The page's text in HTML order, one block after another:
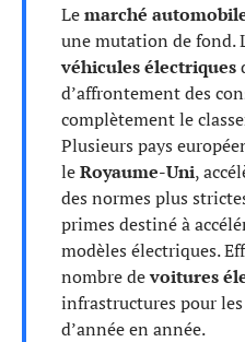
Lemarché
une mutation de fond.
véhicules électriques
d’affrontement des
complètement le
Plusieurs pays
leRoyaume-Uni,
des normes plus
primes destiné à
modèles électriques.
nombre devoitures
infrastructures pour
d’année en année.